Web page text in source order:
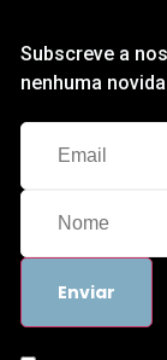
Subscreve a
nenhuma